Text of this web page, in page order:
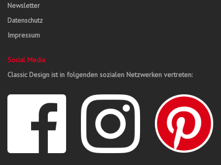
Newsletter
Datenschutz
Impressum
Social Media
Classic Design ist in folgenden sozialen Netzwerken vertreten: